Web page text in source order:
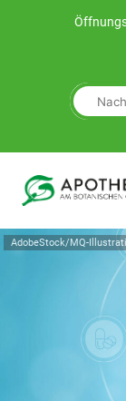
AdobeStock/MQ-